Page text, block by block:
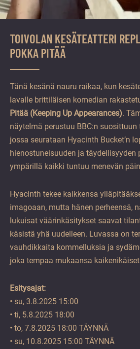
TOIVOLAN KESÄTEATTERI
POKKA PITÄÄ
Tänä kesänä nauru raikaa, kun
lavalle brittiläisen komedian
Pitää (Keeping Up Appearances).
näytelmä perustuu BBC:n suosittuun
jossa seurataan Hyacinth Bucket’n
hienostuneisuuden ja täydellisyyden
ympärillä kaikki tuntuu menevän
Hyacinth tekee kaikkensa
imagoaan, mutta hänen perheensä,
lukuisat väärinkäsitykset saavat
käsistä yhä uudelleen. Luvassa on
vauhdikkaita kommelluksia ja
joka tempaa mukaansa
Esitysajat:
• su, 3.8.2025 15:00
• ti, 5.8.2025 18:00
• to, 7.8.2025 18:00 TÄYNNÄ
• su, 10.8.2025 15:00 TÄYNNÄ